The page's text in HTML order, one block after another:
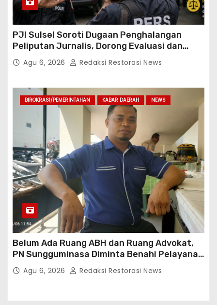
PJI Sulsel Soroti Dugaan Penghalangan
Peliputan Jurnalis, Dorong Evaluasi dan
Penguatan Kemitraan Polri-Pers
Agu 6, 2026 Redaksi Restorasi News
BIROKRASI/PEMERINTAHAN KABAR DAERAH NEWS
Belum Ada Ruang ABH dan Ruang Advokat,
PN Sungguminasa Diminta Benahi Pelayanan
PublikAgu 6, 2026 Redaksi Restorasi News